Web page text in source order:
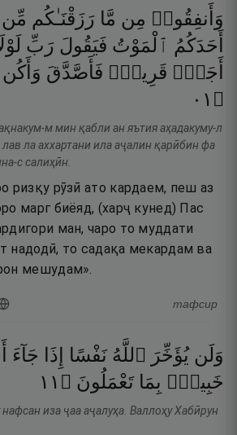
وَأَنفِقُوا۟ مِن مَّا رَزَقْنَـٰكُم مِّن
أَحَدَكُمُ ٱلْمَوْتُ فَيَقُولَ رَبِّ
أَجَلٍۢ قَرِيبٍۢ فَأَصَّدَّقَ وَأَكُن
۝ ١٠
м мин қабли ан яътия аҳадакуму-л
ла аххартани ила аҷалин қарӣбин фа
с салиҳӣн.
ризқу рӯзӣ ато кардаем, пеш аз
марг биёяд, (харҷ кунед) Пас
ман, чаро то муддати
надодӣ, то садақа мекардам ва
мешудам».
тафсир
وَلَن يُؤَخِّرَ ٱللَّهُ نَفْسًا إِذَا جَآءَ
خَبِيرٌۢ بِمَا تَعْمَلُونَ ۝ ١١
иза ҷаа аҷалуҳа. Валлоҳу Хабӣрун